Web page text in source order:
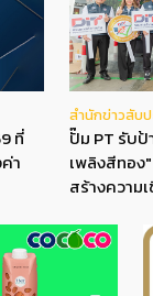
ที่
า
สํานักข่าวสับป
ปั๊ม PT รับป้
เพลิงสีทอง
สร้างความ